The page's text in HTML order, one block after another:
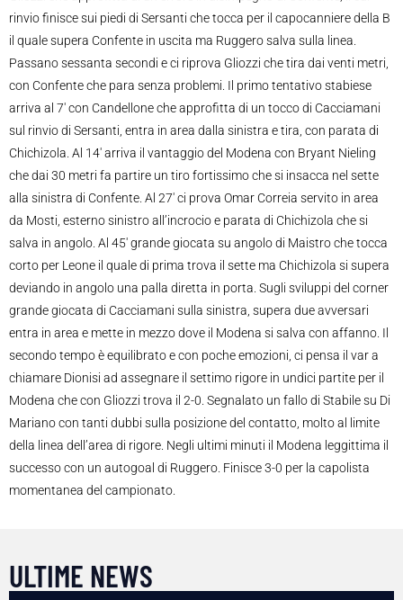
rinvio finisce sui piedi di Sersanti che tocca per il capocanniere della B
il quale supera Confente in uscita ma Ruggero salva sulla linea.
Passano sessanta secondi e ci riprova Gliozzi che tira dai venti metri,
con Confente che para senza problemi. Il primo tentativo stabiese
arriva al 7′ con Candellone che approfitta di un tocco di Cacciamani
sul rinvio di Sersanti, entra in area dalla sinistra e tira, con parata di
Chichizola. Al 14′ arriva il vantaggio del Modena con Bryant Nieling
che dai 30 metri fa partire un tiro fortissimo che si insacca nel sette
alla sinistra di Confente. Al 27′ ci prova Omar Correia servito in area
da Mosti, esterno sinistro all’incrocio e parata di Chichizola che si
salva in angolo. Al 45′ grande giocata su angolo di Maistro che tocca
corto per Leone il quale di prima trova il sette ma Chichizola si supera
deviando in angolo una palla diretta in porta. Sugli sviluppi del corner
grande giocata di Cacciamani sulla sinistra, supera due avversari
entra in area e mette in mezzo dove il Modena si salva con affanno. Il
secondo tempo è equilibrato e con poche emozioni, ci pensa il var a
chiamare Dionisi ad assegnare il settimo rigore in undici partite per il
Modena che con Gliozzi trova il 2-0. Segnalato un fallo di Stabile su Di
Mariano con tanti dubbi sulla posizione del contatto, molto al limite
della linea dell’area di rigore. Negli ultimi minuti il Modena leggittima il
successo con un autogoal di Ruggero. Finisce 3-0 per la capolista
momentanea del campionato.
ULTIME NEWS